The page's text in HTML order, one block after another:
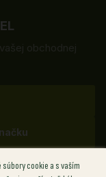
cookie a s vaším